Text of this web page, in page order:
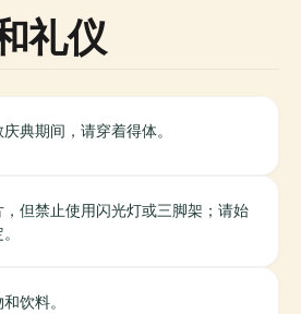
礼仪
典期间，请穿着得体。
但禁止使用闪光灯或三脚架；请始
饮料。